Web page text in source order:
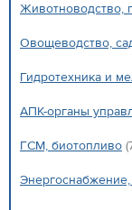
Животноводство,
Овощеводство,
Гидротехника и
АПК-органы
ГСМ, биотопливо